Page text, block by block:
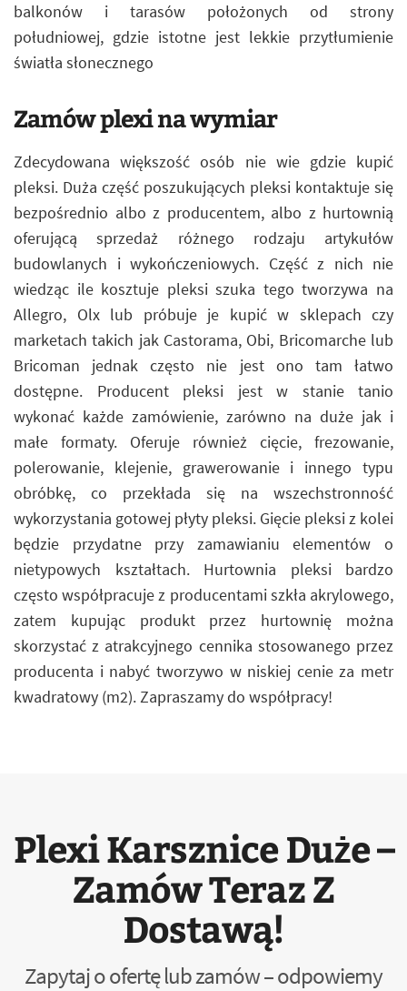
balkonów i tarasów położonych od strony
południowej, gdzie istotne jest lekkie przytłumienie
światła słonecznego
Zamów plexi na wymiar
Zdecydowana większość osób nie wie gdzie kupić
pleksi. Duża część poszukujących pleksi kontaktuje się
bezpośrednio albo z producentem, albo z hurtownią
oferującą sprzedaż różnego rodzaju artykułów
budowlanych i wykończeniowych. Część z nich nie
wiedząc ile kosztuje pleksi szuka tego tworzywa na
Allegro, Olx lub próbuje je kupić w sklepach czy
marketach takich jak Castorama, Obi, Bricomarche lub
Bricoman jednak często nie jest ono tam łatwo
dostępne. Producent pleksi jest w stanie tanio
wykonać każde zamówienie, zarówno na duże jak i
małe formaty. Oferuje również cięcie, frezowanie,
polerowanie, klejenie, grawerowanie i innego typu
obróbkę, co przekłada się na wszechstronność
wykorzystania gotowej płyty pleksi. Gięcie pleksi z kolei
będzie przydatne przy zamawianiu elementów o
nietypowych kształtach. Hurtownia pleksi bardzo
często współpracuje z producentami szkła akrylowego,
zatem kupując produkt przez hurtownię można
skorzystać z atrakcyjnego cennika stosowanego przez
producenta i nabyć tworzywo w niskiej cenie za metr
kwadratowy (m2). Zapraszamy do współpracy!
Plexi Karsznice Duże –
Zamów Teraz Z
Dostawą!
Zapytaj o ofertę lub zamów – odpowiemy